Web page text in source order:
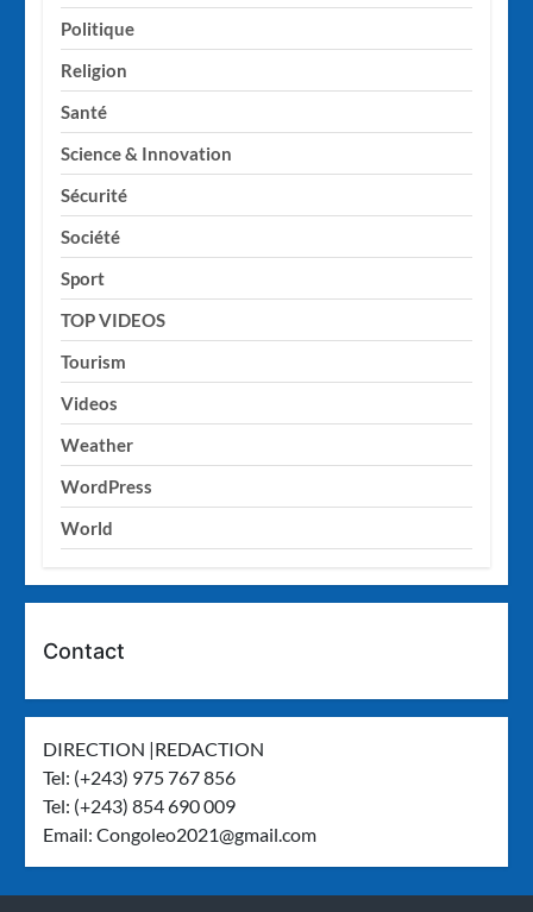
Politique
Religion
Santé
Science & Innovation
Sécurité
Société
Sport
TOP VIDEOS
Tourism
Videos
Weather
WordPress
World
Contact
DIRECTION |REDACTION
Tel: (+243) 975 767 856
Tel: (+243) 854 690 009
Email:Congoleo2021@gmail.com